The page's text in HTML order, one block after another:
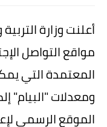
أعلنت وزارة
مواقع التواصل
المعتمدة التي
ومعدلات "البيام"
الموقع الرسمي